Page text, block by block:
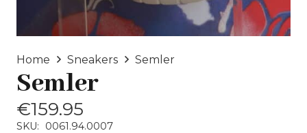
Home Sneakers Semler
Semler
€159.95
SKU: 0061.94.0007